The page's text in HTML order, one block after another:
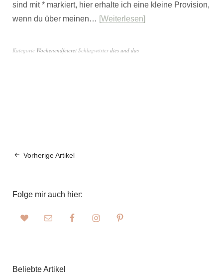
sind mit * markiert, hier erhalte ich eine kleine Provision,
wenn du über meinen… Weiterlesen
Kategorie Wochenendfeierei Schlagwörterdies und das
Vorherige Artikel
Folge mir auch hier:
Beliebte Artikel